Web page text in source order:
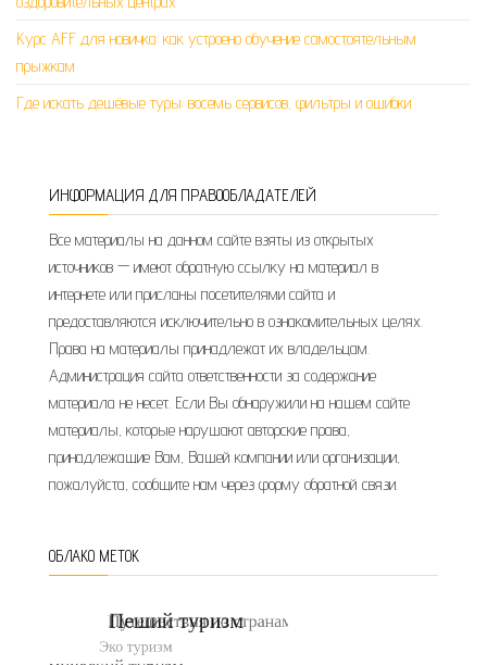
Курс AFF для новичка: как устроено обучение самостоятельным
прыжкам
Где искать дешёвые туры: восемь сервисов, фильтры и ошибки
ИНФОРМАЦИЯ ДЛЯ ПРАВООБЛАДАТЕЛЕЙ
Все материалы на данном сайте взяты из открытых
источников — имеют обратную ссылку на материал в
интернете или присланы посетителями сайта и
предоставляются исключительно в ознакомительных целях.
Права на материалы принадлежат их владельцам.
Администрация сайта ответственности за содержание
материала не несет. Если Вы обнаружили на нашем сайте
материалы, которые нарушают авторские права,
принадлежащие Вам, Вашей компании или организации,
пожалуйста, сообщите нам через форму обратной связи.
ОБЛАКО МЕТОК